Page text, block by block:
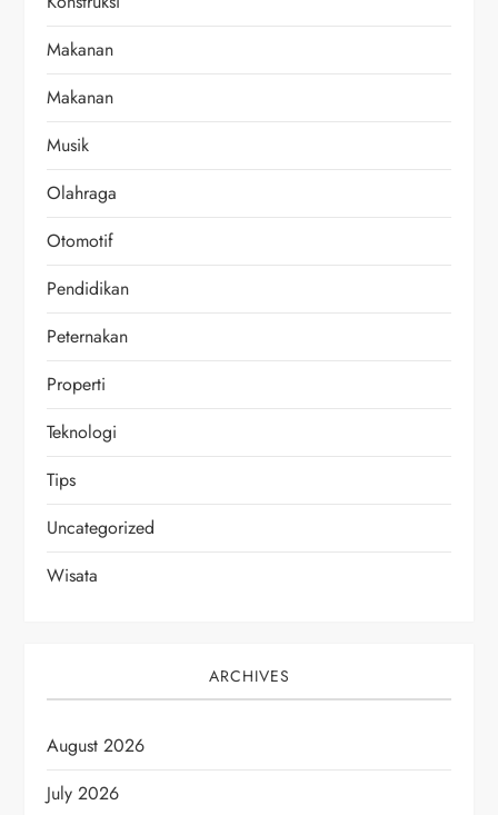
Makanan
Makanan
Musik
Olahraga
Otomotif
Pendidikan
Peternakan
Properti
Teknologi
Tips
Uncategorized
Wisata
ARCHIVES
August 2026
July 2026